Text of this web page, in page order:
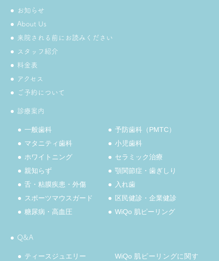
お知らせ
About Us
来院される前にお読みください
スタッフ紹介
料金表
アクセス
ご予約について
診療案内
一般歯科
予防歯科（PMTC）
マタニティ歯科
小児歯科
ホワイトニング
セラミック治療
親知らず
顎関節症・歯ぎしり
舌・粘膜疾患・外傷
入れ歯
スポーツマウスガード
区民健診・企業健診
糖尿病・高血圧
WiQo 肌ピーリング
Q&A
ティースジュエリー
WiQo 肌ピーリングに関す